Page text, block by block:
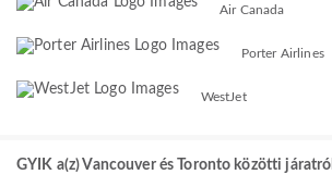
Air Canada
Porter Airlines
WestJet
GYIK a(z) Vancouver és Toronto közötti járatról